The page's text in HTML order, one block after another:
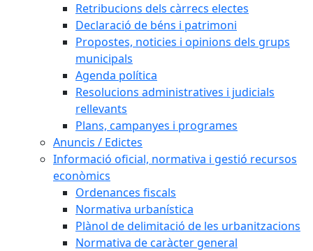
Retribucions dels càrrecs electes
Declaració de béns i patrimoni
Propostes, noticies i opinions dels grups
municipals
Agenda política
Resolucions administratives i judicials
rellevants
Plans, campanyes i programes
Anuncis / Edictes
Informació oficial, normativa i gestió recursos
econòmics
Ordenances fiscals
Normativa urbanística
Plànol de delimitació de les urbanitzacions
Normativa de caràcter general